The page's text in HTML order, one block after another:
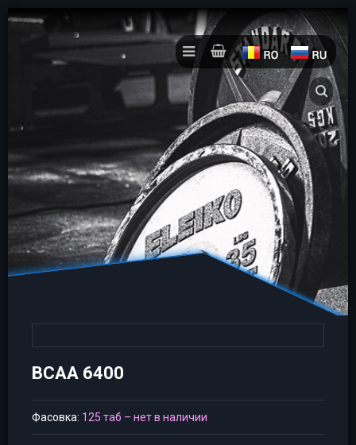
BCAA 6400
Фасовка: 125 таб – нет в наличии